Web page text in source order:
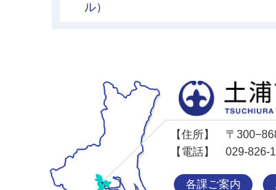
ル）
【住所】
〒
【電話】
029-826-
各課ご案内